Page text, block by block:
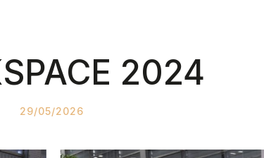
2024
29/05/2026